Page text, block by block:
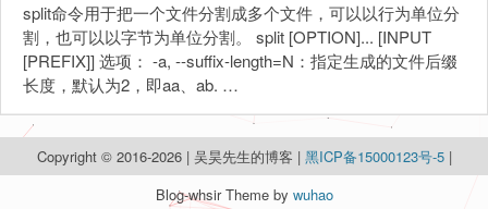
split命令用于把一个文件分割成多个文件，可以以行为单位分
割，也可以以字节为单位分割。 split [OPTION]... [INPUT
[PREFIX]] 选项： -a, --suffix-length=N：指定生成的文件后缀
长度，默认为2，即aa、ab. …
Copyright © 2016-2026 | 吴昊先生的博客 | 黑ICP备15000123号-5 |
Blog-whsir Theme by wuhao